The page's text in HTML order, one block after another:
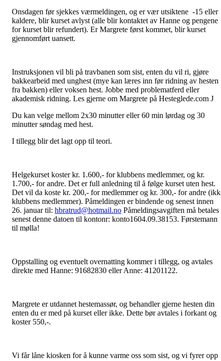
Onsdagen før sjekkes værmeldingen, og er vær utsiktene -15 eller
kaldere, blir kurset avlyst (alle blir kontaktet av Hanne og pengene
for kurset blir refundert). Er Margrete først kommet, blir kurset
gjennomført uansett.
Instruksjonen vil bli på travbanen som sist, enten du vil ri, gjøre
bakkearbeid med unghest (mye kan læres inn før ridning av hesten
fra bakken) eller voksen hest. Jobbe med problematferd eller
akademisk ridning. Les gjerne om Margrete på Hesteglede.com J
Du kan velge mellom 2x30 minutter eller 60 min lørdag og 30
minutter søndag med hest.
I tillegg blir det lagt opp til teori.
Helgekurset koster kr. 1.600,- for klubbens medlemmer, og kr.
1.700,- for andre. Det er full anledning til å følge kurset uten hest.
Det vil da koste kr. 200,- for medlemmer og kr. 300,- for andre
klubbens medlemmer). Påmeldingen er bindende og senest innen
26. januar til: hbratrud@hotmail.no Påmeldingsavgiften må betales
senest denne datoen til kontonr: konto1604.09.38153. Førstemann
til mølla!
Oppstalling og eventuelt overnatting kommer i tillegg, og avtales
direkte med Hanne: 91682830 eller Anne: 41201122.
Margrete er utdannet hestemassør, og behandler gjerne hesten din
enten du er med på kurset eller ikke. Dette bør avtales i forkant og
koster 550,-.
Vi får låne kiosken for å kunne varme oss som sist, og vi fyrer opp